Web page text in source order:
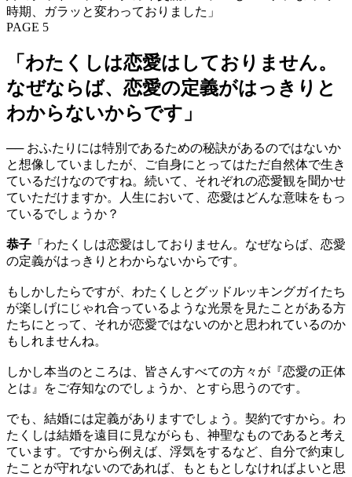
時期、ガラッと変わっておりました」
PAGE 5
「わたくしは恋愛はしておりません。
なぜならば、恋愛の定義がはっきりと
わからないからです」
── おふたりには特別であるための秘訣があるのではないか
と想像していましたが、ご自身にとってはただ自然体で生き
ているだけなのですね。続いて、それぞれの恋愛観を聞かせ
ていただけますか。人生において、恋愛はどんな意味をもっ
ているでしょうか？
恭子 「わたくしは恋愛はしておりません。なぜならば、恋愛
の定義がはっきりとわからないからです。
もしかしたらですが、わたくしとグッドルッキングガイたち
が楽しげにじゃれ合っているような光景を見たことがある方
たちにとって、それが恋愛ではないのかと思われているのか
もしれませんね。
しかし本当のところは、皆さんすべての方々が『恋愛の正体
とは』をご存知なのでしょうか、とすら思うのです。
でも、結婚には定義がありますでしょう。契約ですから。わ
たくしは結婚を遠目に見ながらも、神聖なものであると考え
ています。ですから例えば、浮気をするなど、自分で約束し
たことが守れないのであれば、もともとしなければよいと思